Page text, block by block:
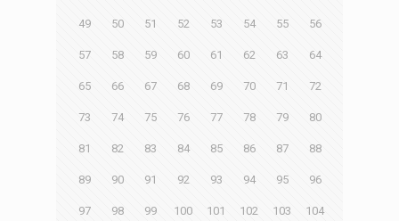
49 50 51 52 53 54 55 56
57 58 59 60 61 62 63 64
65 66 67 68 69 70 71 72
73 74 75 76 77 78 79 80
81 82 83 84 85 86 87 88
89 90 91 92 93 94 95 96
97 98 99 100 101 102 103 104